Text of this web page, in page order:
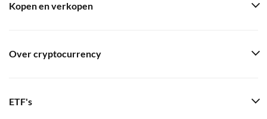
Kopen en verkopen
Over cryptocurrency
ETF's